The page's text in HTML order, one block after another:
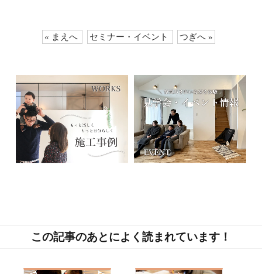
« まえへ セミナー・イベント つぎへ »
この記事のあとによく読まれています！